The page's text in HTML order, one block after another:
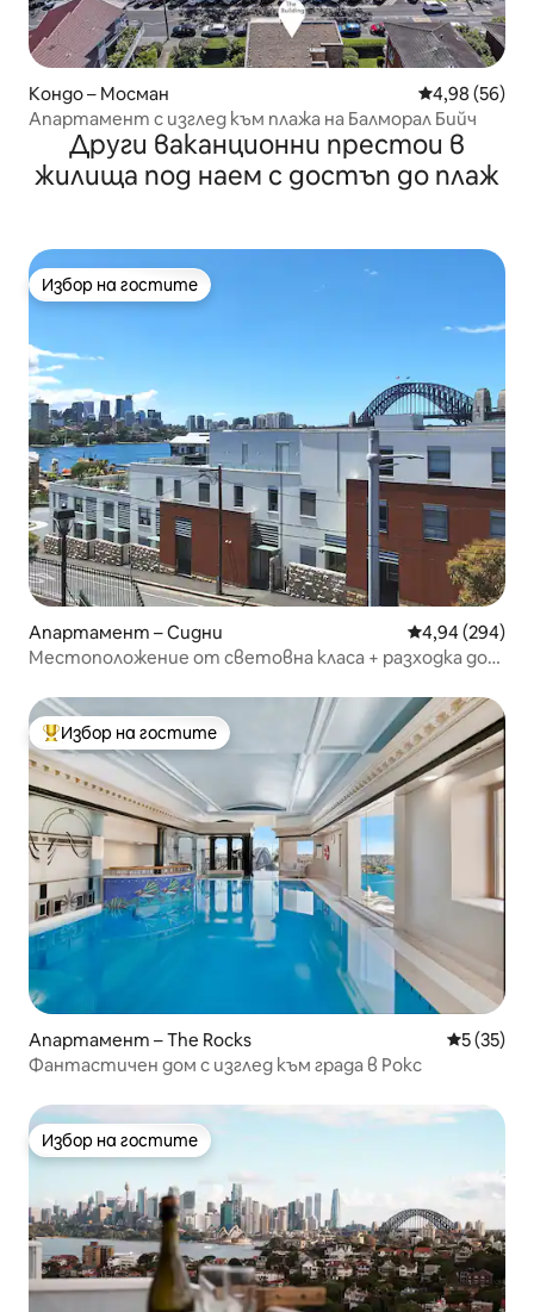
Кондо – Мосман Средна
4,98 (56)
Апартамент с изглед към плажа на Балморал Бийч
Други ваканционни престои в
жилища под наем с достъп до плаж
Избор на гостите
Избор на гостите
Апартамент – Сидни Средна
4,94 (294)
Местоположение от световна класа + разходка до
Най-популярен избор на гостите
Избор на гостите
Апартамент – The Rocks Средна
5 (35)
Фантастичен дом с изглед към града в Рокс
Избор на гостите
Избор на гостите